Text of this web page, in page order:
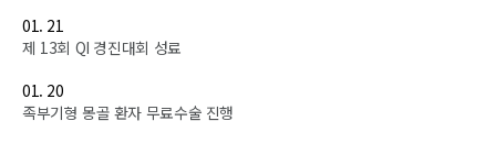
01. 21
제 13회 QI 경진대회 성료
01. 20
족부기형 몽골 환자 무료수술 진행